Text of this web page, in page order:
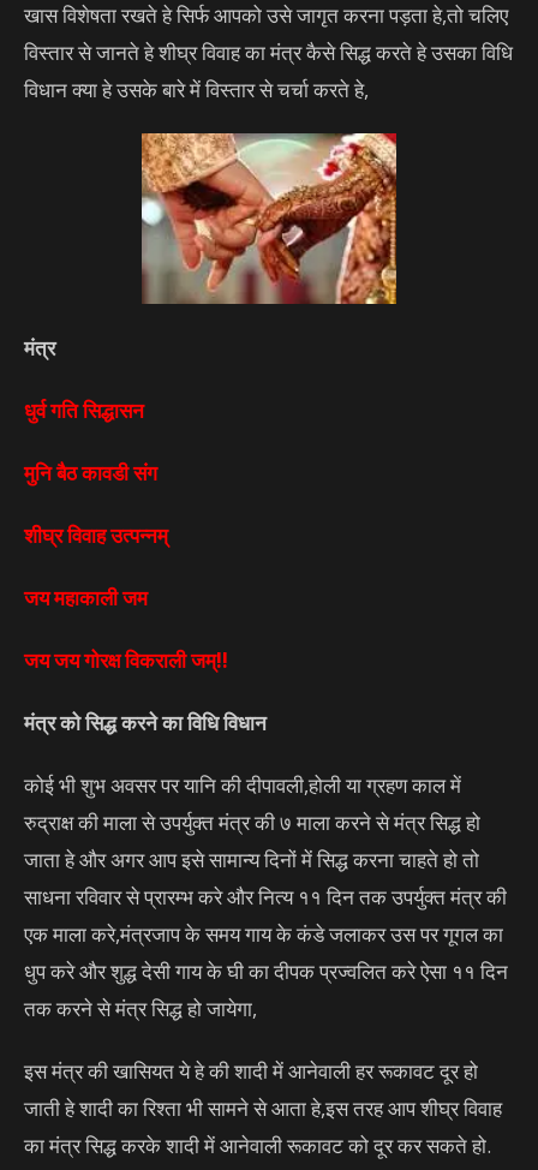
खास विशेषता रखते हे सिर्फ आपको उसे जागृत करना पड़ता हे,तो चलिए
विस्तार से जानते हे शीघ्र विवाह का मंत्र कैसे सिद्ध करते हे उसका विधि
विधान क्या हे उसके बारे में विस्तार से चर्चा करते हे,
मंत्र
धुर्व गति सिद्धासन
मुनि बैठ कावडी संग
शीघ्र विवाह उत्पन्नम्
जय महाकाली जम
जय जय गोरक्ष विकराली जम्!!
मंत्र को सिद्ध करने का विधि विधान
कोई भी शुभ अवसर पर यानि की दीपावली,होली या ग्रहण काल में
रुद्राक्ष की माला से उपर्युक्त मंत्र की ७ माला करने से मंत्र सिद्ध हो
जाता हे और अगर आप इसे सामान्य दिनों में सिद्ध करना चाहते हो तो
साधना रविवार से प्रारम्भ करे और नित्य ११ दिन तक उपर्युक्त मंत्र की
एक माला करे,मंत्रजाप के समय गाय के कंडे जलाकर उस पर गूगल का
धुप करे और शुद्ध देसी गाय के घी का दीपक प्रज्वलित करे ऐसा ११ दिन
तक करने से मंत्र सिद्ध हो जायेगा,
इस मंत्र की खासियत ये हे की शादी में आनेवाली हर रूकावट दूर हो
जाती हे शादी का रिश्ता भी सामने से आता हे,इस तरह आप शीघ्र विवाह
का मंत्र सिद्ध करके शादी में आनेवाली रूकावट को दूर कर सकते हो.